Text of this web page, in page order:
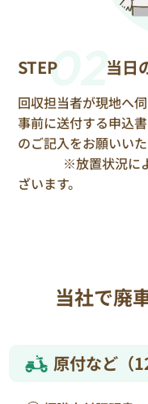
STEP02
当日の
回収担当者が現地へ
事前に送付する申込
のご記入をお願いいた
※放置状況によっ
ざいます。
当社で廃
原付など（